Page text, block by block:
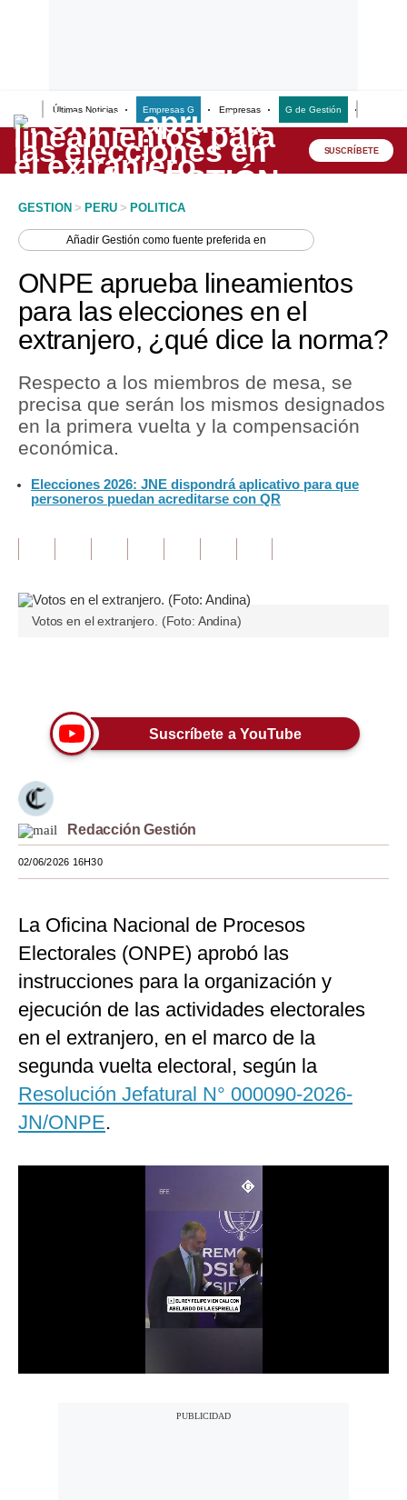
Últimas Noticias Empresas G Empresas G de Gestión
Lo último
Peru Quiosco
Economía
Mercados
Política
Tu Dinero
Finanzas Personales
Editorial
Tendencias
Viajes
Estilos
EEUU
México
Internacional
Tecnología
Club del Suscriptor
Mix
SUSCRÍBETE
GESTION > PERU > POLITICA
AñadirGestión como fuente preferida en
ONPE aprueba lineamientos
para las elecciones en el
extranjero, ¿qué dice la norma?
Respecto a los miembros de mesa, se
precisa que serán los mismos designados
en la primera vuelta y la compensación
económica.
Elecciones 2026: JNE dispondrá aplicativo para que
personeros puedan acreditarse con QR
Votos en el extranjero. (Foto: Andina)
Suscríbete a YouTube
Redacción Gestión
02/06/2026 16H30
La Oficina Nacional de Procesos
Electorales (ONPE) aprobó las
instrucciones para la organización y
ejecución de las actividades electorales
en el extranjero, en el marco de la
segunda vuelta electoral, según la
Resolución Jefatural N° 000090-2026-
JN/ONPE.